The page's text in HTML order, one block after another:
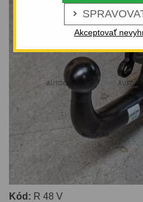

Akceptovať
Kód: R 48 V